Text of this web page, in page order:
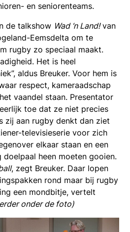
en seniorenteams.
de talkshow Wad ‘n Land!van
Eemsdelta om te
rugby zo speciaal maakt.
Het is heel
aldus Breuker. Voor hem is
respect, kameraadschap
vaandel staan. Presentator
toe dat ze niet precies
zij aan rugby denkt dan ziet
televisieserie voor zich
elkaar staan en een
heen moeten gooien.
, zegt Breuker. Daar lopen
rond maar bij rugby
een mondbitje, vertelt
onder de foto)